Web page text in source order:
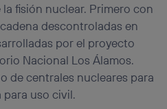
fisión nuclear. Primero con
descontroladas en
por el proyecto
Nacional Los Álamos.
de centrales nucleares para
uso civil.